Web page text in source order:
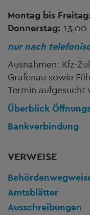
Montag bis Freitag:
Donnerstag: 13.00
nur nach
Ausnahmen: Kfz-
Grafenau sowie
Termin aufgesucht
Überblick
Bankverbindung
VERWEISE
Amtsblätter
Ausschreibungen